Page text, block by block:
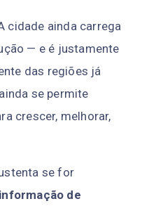
cidade ainda carrega
— e é justamente
das regiões já
se permite
crescer, melhorar,
se for
de